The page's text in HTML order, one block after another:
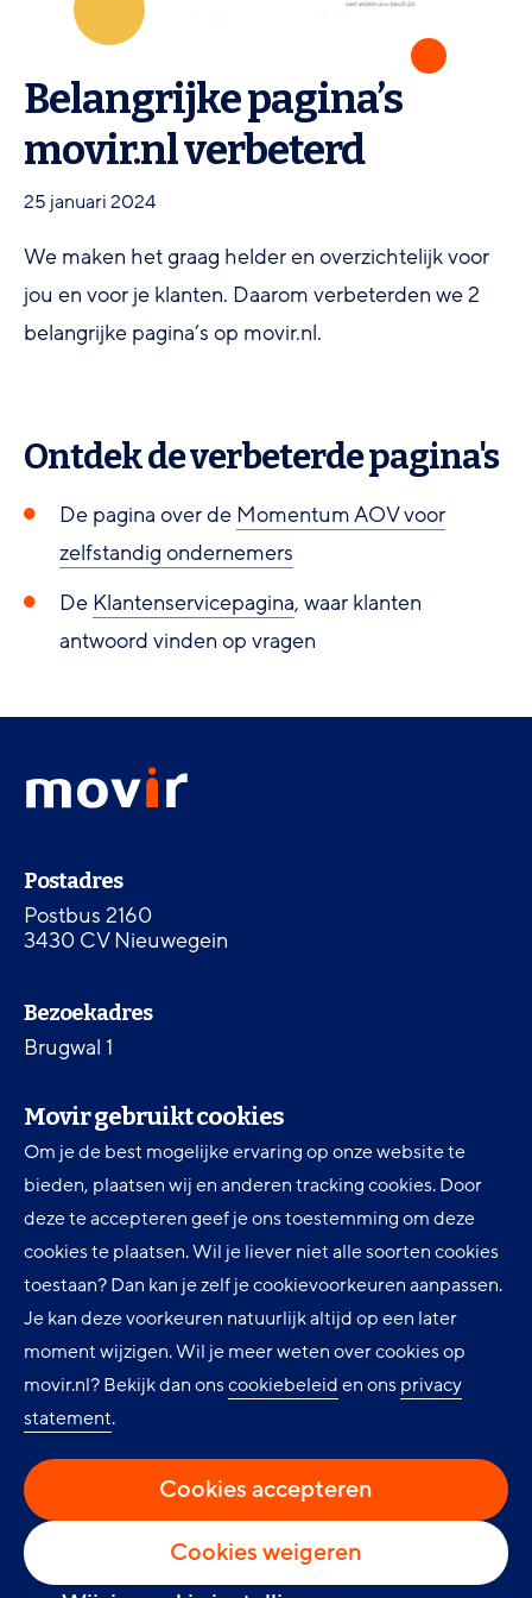
Movir gebruikt cookies
Om je de best mogelijke ervaring op onze website te
bieden, plaatsen wij en anderen tracking cookies. Door
deze te accepteren geef je ons toestemming om deze
cookies te plaatsen. Wil je liever niet alle soorten cookies
toestaan? Dan kan je zelf je cookievoorkeuren aanpassen.
Je kan deze voorkeuren natuurlijk altijd op een later
moment wijzigen. Wil je meer weten over cookies op
movir.nl? Bekijk dan onscookiebeleiden onsprivacy
statement.
Cookies accepteren
Cookies weigeren
Belangrijke pagina’s
movir.nl verbeterd
25 januari 2024
We maken het graag helder en overzichtelijk voor
jou en voor je klanten. Daarom verbeterden we 2
belangrijke pagina’s op movir.nl.
Ontdek de verbeterde pagina's
De pagina over de Momentum AOV voor
zelfstandig ondernemers
De Klantenservicepagina, waar klanten
antwoord vinden op vragen
menu
Movir
-
de
homepagina
Contactinformatie
Postadres
Postbus 2160
3430 CV Nieuwegein
Bezoekadres
Brugwal 1
Telefoon
030 607 84 00
Voorwaarden, brochures en formulieren
De Movir Momentum AOV
Service & Contact
Preventieservice
Nieuws
Cookie instellingen
Volg ons
LinkedInFacebookTwitter